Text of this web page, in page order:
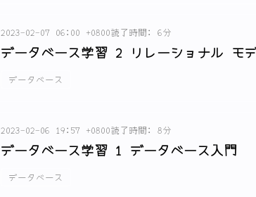
2023-02-07 06:00 +0800読了時間: 6分
データベース学習 2 リレーショナル モ
データベース
2023-02-06 19:57 +0800読了時間: 8分
データベース学習 1 データベース入門
データベース